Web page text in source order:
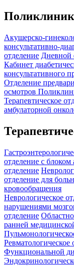
Акушерско-
консультативно-
отделение Дневной
Кабинет
консультативного
Отделение
осмотров
Терапевтическое
амбулаторной
отделение c блоком
отделение
отделение для
кровообращения
Неврологическое
нарушениями
отделение
ранней
Ревматологическое
Функциональной